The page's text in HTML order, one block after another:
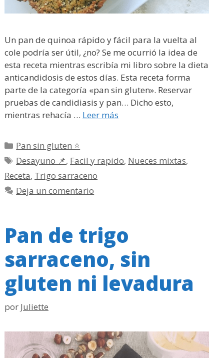
Un pan de quinoa rápido y fácil para la vuelta al
cole podría ser útil, ¿no? Se me ocurrió la idea de
esta receta mientras escribía mi libro sobre la dieta
anticandidosis de estos días. Esta receta forma
parte de la categoría «pan sin gluten». Reservar
pruebas de candidiasis y pan… Dicho esto,
mientras rehacía … Leer más
Categorías
Pan sin gluten ⭐
Etiquetas
Desayuno 📌, Facil y rapido, Nueces mixtas,
Receta, Trigo sarraceno
Deja un comentario
Pan de trigo
sarraceno, sin
gluten ni levadura
por Juliette